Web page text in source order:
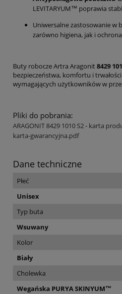
LEVITARYUM™ poprawia
Uniwersalne zastosowanie w
zarówno higiena, jak i
Buty robocze Artra Aragonit8429
bezpieczeństwa, komfortu i
wymagających użytkowników w
Pliki do pobrania:
ARAGONIT 8429 1010 S2 - karta
karta-gwarancyjna.pdf
Dane techniczne
Płeć
Unisex
Typ buta
Wsuwany
Kolor
Biały
Cholewka
Wegańska PURYA SKINYUM™